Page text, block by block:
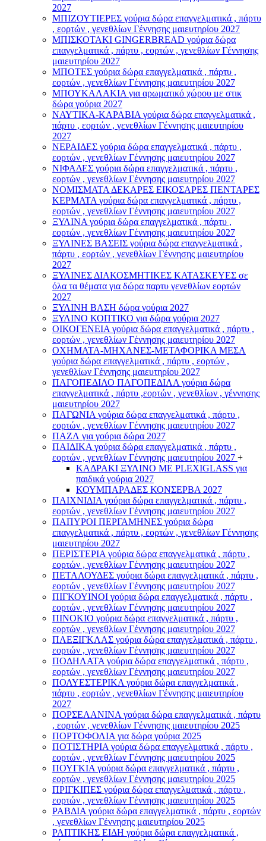
2027
ΜΠΙΖΟΥΤΙΕΡΕΣ γούρια δώρα επαγγελματικά , πάρτυ
, εορτών , γενεθλίων Γέννησης μαιευτηρίου 2027
ΜΠΙΣΚΟΤΑΚΙ GINGERBREAD γούρια δώρα
επαγγελματικά , πάρτυ , εορτών , γενεθλίων Γέννησης
μαιευτηρίου 2027
ΜΠΟΤΕΣ γούρια δώρα επαγγελματικά , πάρτυ ,
εορτών , γενεθλίων Γέννησης μαιευτηρίου 2027
ΜΠΟΥΚΑΛΑΚΙΑ για αρωματικό χώρου με στικ
δώρα γούρια 2027
ΝΑΥΤΙΚΑ-ΚΑΡΑΒΙΑ γούρια δώρα επαγγελματικά ,
πάρτυ , εορτών , γενεθλίων Γέννησης μαιευτηρίου
2027
ΝΕΡΑΙΔΕΣ γούρια δώρα επαγγελματικά , πάρτυ ,
εορτών , γενεθλίων Γέννησης μαιευτηρίου 2027
ΝΙΦΑΔΕΣ γούρια δώρα επαγγελματικά , πάρτυ ,
εορτών , γενεθλίων Γέννησης μαιευτηρίου 2027
ΝΟΜΙΣΜΑΤΑ ΔΕΚΑΡΕΣ ΕΙΚΟΣΑΡΕΣ ΠΕΝΤΑΡΕΣ
ΚΕΡΜΑΤΑ γούρια δώρα επαγγελματικά , πάρτυ ,
εορτών , γενεθλίων Γέννησης μαιευτηρίου 2027
ΞΥΛΙΝΑ γούρια δώρα επαγγελματικά , πάρτυ ,
εορτών , γενεθλίων Γέννησης μαιευτηρίου 2027
ΞΥΛΙΝΕΣ ΒΑΣΕΙΣ γούρια δώρα επαγγελματικά ,
πάρτυ , εορτών , γενεθλίων Γέννησης μαιευτηρίου
2027
ΞΥΛΙΝΕΣ ΔΙΑΚΟΣΜΗΤΙΚΕΣ ΚΑΤΑΣΚΕΥΕΣ σε
όλα τα θέματα για δώρα παρτυ γενεθλίων εορτών
2027
ΞΥΛΙΝΗ ΒΑΣΗ δώρα γούρια 2027
ΞΥΛΙΝΟ ΚΟΠΤΙΚΟ για δώρα γούρια 2027
ΟΙΚΟΓΕΝΕΙΑ γούρια δώρα επαγγελματικά , πάρτυ ,
εορτών , γενεθλίων Γέννησης μαιευτηρίου 2027
ΟΧΗΜΑΤΑ-ΜΗΧΑΝΕΣ-ΜΕΤΑΦΟΡΙΚΑ ΜΕΣΑ
γούρια δώρα επαγγελματικά , πάρτυ , εορτών ,
γενεθλίων Γέννησης μαιευτηρίου 2027
ΠΑΓΟΠΕΔΙΛΟ ΠΑΓΟΠΕΔΙΛΑ γούρια δώρα
επαγγελματικά , πάρτυ ,εορτών , γενεθλίων , γέννησης
μαιευτηρίου 2027
ΠΑΓΩΝΙΑ γούρια δώρα επαγγελματικά , πάρτυ ,
εορτών , γενεθλίων Γέννησης μαιευτηρίου 2027
ΠΑΖΛ για γούρια δώρα 2027
ΠΑΙΔΙΚΑ γούρια δώρα επαγγελματικά , πάρτυ ,
εορτών , γενεθλίων Γέννησης μαιευτηρίου 2027 +
ΚΑΔΡΑΚΙ ΞΥΛΙΝΟ ΜΕ PLEXIGLASS για
παιδικά γούρια 2027
ΚΟΥΜΠΑΡΑΔΕΣ ΚΟΝΣΕΡΒΑ 2027
ΠΑΙΧΝΙΔΙΑ γούρια δώρα επαγγελματικά , πάρτυ ,
εορτών , γενεθλίων Γέννησης μαιευτηρίου 2027
ΠΑΠΥΡΟΙ ΠΕΡΓΑΜΗΝΕΣ γούρια δώρα
επαγγελματικά , πάρτυ , εορτών , γενεθλίων Γέννησης
μαιευτηρίου 2027
ΠΕΡΙΣΤΕΡΙΑ γούρια δώρα επαγγελματικά , πάρτυ ,
εορτών , γενεθλίων Γέννησης μαιευτηρίου 2027
ΠΕΤΑΛΟΥΔΕΣ γούρια δώρα επαγγελματικά , πάρτυ ,
εορτών , γενεθλίων Γέννησης μαιευτηρίου 2027
ΠΙΓΚΟΥΙΝΟΙ γούρια δώρα επαγγελματικά , πάρτυ ,
εορτών , γενεθλίων Γέννησης μαιευτηρίου 2027
ΠΙΝΟΚΙΟ γούρια δώρα επαγγελματικά , πάρτυ ,
εορτών , γενεθλίων Γέννησης μαιευτηρίου 2027
ΠΛΕΞΙΓΚΛΑΣ γούρια δώρα επαγγελματικά , πάρτυ ,
εορτών , γενεθλίων Γέννησης μαιευτηρίου 2027
ΠΟΔΗΛΑΤΑ γούρια δώρα επαγγελματικά , πάρτυ ,
εορτών , γενεθλίων Γέννησης μαιευτηρίου 2027
ΠΟΛΥΕΣΤΕΡΙΚΑ γούρια δώρα επαγγελματικά ,
πάρτυ , εορτών , γενεθλίων Γέννησης μαιευτηρίου
2027
ΠΟΡΣΕΛΑΝΙΝΑ γούρια δώρα επαγγελματικά , πάρτυ
, εορτών , γενεθλίων Γέννησης μαιευτηρίου 2025
ΠΟΡΤΟΦΟΛΙΑ για δώρα γούρια 2025
ΠΟΤΙΣΤΗΡΙΑ γούρια δώρα επαγγελματικά , πάρτυ ,
εορτών , γενεθλίων Γέννησης μαιευτηρίου 2025
ΠΟΥΓΚΙΑ γούρια δώρα επαγγελματικά , πάρτυ ,
εορτών , γενεθλίων Γέννησης μαιευτηρίου 2025
ΠΡΙΓΚΙΠΕΣ γούρια δώρα επαγγελματικά , πάρτυ ,
εορτών , γενεθλίων Γέννησης μαιευτηρίου 2025
ΡΑΒΔΙΑ γούρια δώρα επαγγελματικά , πάρτυ , εορτών
, γενεθλίων Γέννησης μαιευτηρίου 2025
ΡΑΠΤΙΚΗΣ ΕΙΔΗ γούρια δώρα επαγγελματικά ,